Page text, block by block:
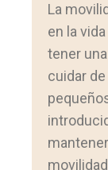
La
en la
tener
cuidar